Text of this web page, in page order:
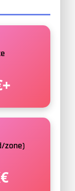
zone)